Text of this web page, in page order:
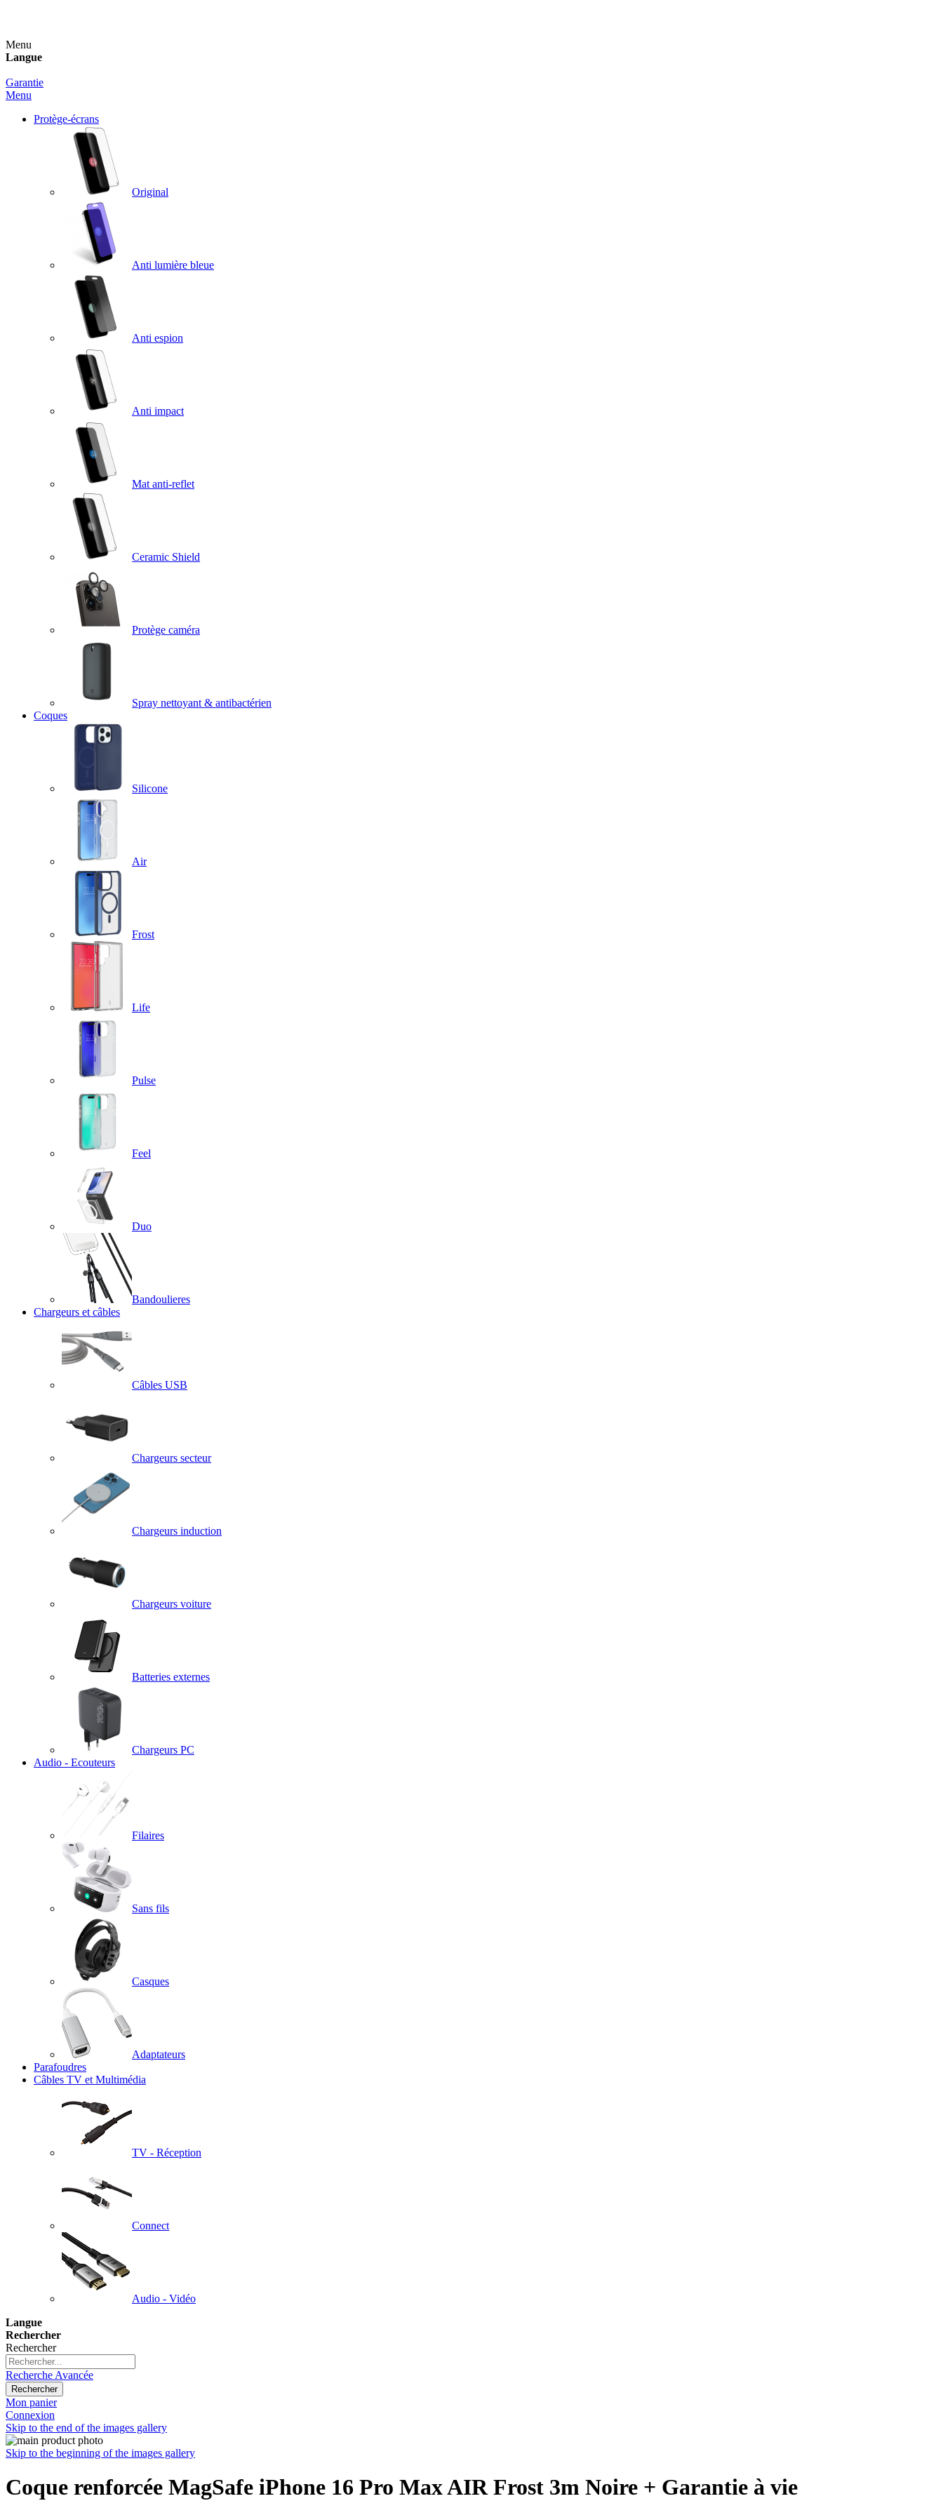
Menu
Langue
Garantie
Menu
Protège-écrans
Original
Anti lumière bleue
Anti espion
Anti impact
Mat anti-reflet
Ceramic Shield
Protège caméra
Spray nettoyant & antibactérien
Coques
Silicone
Air
Frost
Life
Pulse
Feel
Duo
Bandoulieres
Chargeurs et câbles
Câbles USB
Chargeurs secteur
Chargeurs induction
Chargeurs voiture
Batteries externes
Chargeurs PC
Audio - Ecouteurs
Filaires
Sans fils
Casques
Adaptateurs
Parafoudres
Câbles TV et Multimédia
TV - Réception
Connect
Audio - Vidéo
Langue
Rechercher
Rechercher
Recherche Avancée
Rechercher
Mon panier
Connexion
Skip to the end of the images gallery
Skip to the beginning of the images gallery
Coque renforcée MagSafe iPhone 16 Pro Max AIR Frost 3m Noire + Garantie à vie